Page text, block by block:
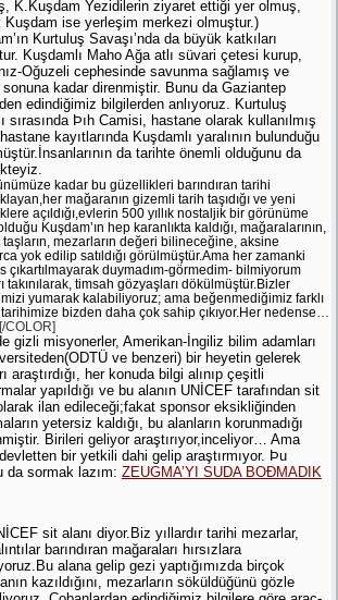
K.Kuşdam Yezidilerin ziyaret ettiği yer olmuş,
Kuşdam ise yerleşim merkezi olmuştur.)
Kurtuluş Savaşı’nda da büyük katkıları
Kuşdamlı Maho Ağa atlı süvari çetesi kurup,
Oğuzeli cephesinde savunma sağlamış ve
kadar direnmiştir. Bunu da Gaziantep
edindiğimiz bilgilerden anlıyoruz. Kurtuluş
sırasında Þıh Camisi, hastane olarak kullanılmış
kayıtlarında Kuşdamlı yaralının bulunduğu
da tarihte önemli olduğunu da
kadar bu güzellikleri barındıran tarihi
mağaranın gizemli tarih taşıdığı ve yeni
açıldığı,evlerin 500 yıllık nostaljik bir görünüme
Kuşdam’ın hep karanlıkta kaldığı, mağaralarının,
mezarların değeri bilineceğine, aksine
yok edilip satıldığı görülmüştür.Ama her zamanki
çıkartılmayarak duymadım-görmedim- bilmiyorum
takınılarak, timsah gözyaşları dökülmüştür.Bizler
yumarak kalabiliyoruz; ama beğenmediğimiz farklı
bizden daha çok sahip çıkıyor.Her nedense…
COLOR]
gizli misyonerler, Amerikan-İngiliz bilim adamları
ve benzeri) bir heyetin gelerek
araştırdığı, her konuda bilgi alınıp çeşitli
yapıldığı ve bu alanın UNİCEF tarafından sit
ilan edileceği;fakat sponsor eksikliğinden
yetersiz kaldığı, bu alanların korunmadığı
Birileri geliyor araştırıyor,inceliyor… Ama
bir yetkili dahi gelip araştırmıyor. Þu
da sormak lazım: ZEUGMA’YI SUDA BOÐMADIK
sit alanı diyor.Biz yıllardır tarihi mezarlar,
barındıran mağaraları hırsızlara
alana gelip gezi yaptığımızda birçok
kazıldığını, mezarların söküldüğünü gözle